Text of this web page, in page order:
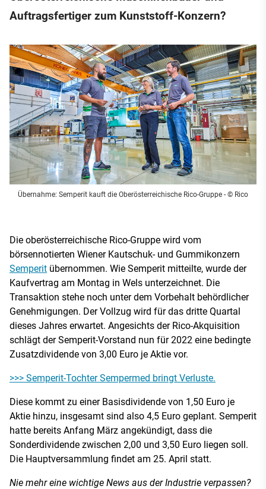
Auftragsfertiger zum Kunststoff-Konzern?
Übernahme: Semperit kauft die Oberösterreichische Rico-Gruppe - © Rico
Die oberösterreichische Rico-Gruppe wird vom
börsennotierten Wiener Kautschuk- und Gummikonzern
Semperit übernommen. Wie Semperit mitteilte, wurde der
Kaufvertrag am Montag in Wels unterzeichnet. Die
Transaktion stehe noch unter dem Vorbehalt behördlicher
Genehmigungen. Der Vollzug wird für das dritte Quartal
dieses Jahres erwartet. Angesichts der Rico-Akquisition
schlägt der Semperit-Vorstand nun für 2022 eine bedingte
Zusatzdividende von 3,00 Euro je Aktie vor.
>>> Semperit-Tochter Sempermed bringt Verluste.
Diese kommt zu einer Basisdividende von 1,50 Euro je
Aktie hinzu, insgesamt sind also 4,5 Euro geplant. Semperit
hatte bereits Anfang März angekündigt, dass die
Sonderdividende zwischen 2,00 und 3,50 Euro liegen soll.
Die Hauptversammlung findet am 25. April statt.
Nie mehr eine wichtige News aus der Industrie verpassen?